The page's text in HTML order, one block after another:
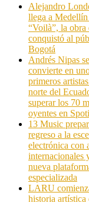
Alejandro
llega a Medellín
“Voilà”, la obra
conquistó al
Bogotá
Andrés Nipas se
convierte en
primeros
norte del
superar los 70
oyentes en
13 Music
regreso a la
electrónica con
internacionales
nueva
especializada
LARU
historia artística